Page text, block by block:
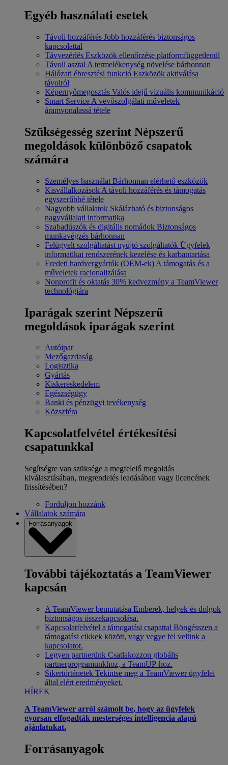
Egyéb használati esetek
Távoli hozzáférés Jobb hozzáférés biztonságos
kapcsolattal
Távvezérlés Eszközök ellenőrzése platformfüggetlenül
Távoli asztal A termelékenység növelése bárhonnan
Hálózati ébresztési funkció Eszközök aktiválása
távolról
Képernyőmegosztás Valós idejű vizuális kommunikáció
Smart Service A vevőszolgálati műveletek
áramvonalassá tétele
Szükségesség szerint Népszerű
megoldások különböző csapatok
számára
Személyes használat Bárhonnan elérhető eszközök
Kisvállalkozások A távoli hozzáférés és támogatás
egyszerűbbé tétele
Nagyobb vállalatok Skálázható és biztonságos
nagyvállalati informatika
Szabadúszók és digitális nomádok Biztonságos
munkavégzés bárhonnan
Felügyelt szolgáltatást nyújtó szolgáltatók Ügyfelek
informatikai rendszerének kezelése és karbantartása
Eredeti hardvergyártók (OEM-ek) A támogatás és a
műveletek racionalizálása
Nonprofit és oktatás 30% kedvezmény a TeamViewer
technológiára
Iparágak szerint Népszerű
megoldások iparágak szerint
Autóipar
Mezőgazdaság
Logisztika
Gyártás
Kiskereskedelem
Egészségügy
Banki és pénzügyi tevékenység
Közszféra
Kapcsolatfelvétel értékesítési
csapatunkkal
Segítségre van szüksége a megfelelő megoldás
kiválasztásában, megrendelés leadásában vagy licencének
frissítésében?
Forduljon hozzánk
Vállalatok számára
Forrásanyagok
További tájékoztatás a TeamViewer
kapcsán
A TeamViewer bemutatása Emberek, helyek és dolgok
biztonságos összekapcsolása.
Kapcsolatfelvétel a támogatási csapattal Böngésszen a
támogatási cikkek között, vagy vegye fel velünk a
kapcsolatot.
Legyen partnerünk Csatlakozzon globális
partnerprogramunkhoz, a TeamUP-hoz.
Sikertörténetek Tekintse meg a TeamViewer ügyfelei
által elért eredményeket.
HÍREK
A TeamViewer arról számolt be, hogy az ügyfelek
gyorsan elfogadták mesterséges intelligencia alapú
ajánlatukat.
Forrásanyagok